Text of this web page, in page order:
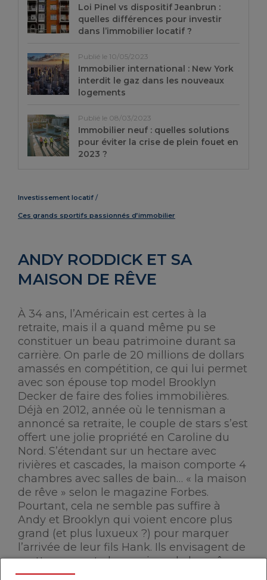
Investissement locatif
Ces grands sportifs passionnés d’immobilier
ANDY RODDICK ET SA
MAISON DE RÊVE
À 34 ans, l’Américain est certes à la
retraite, mais il a quand même pu se
constituer un beau patrimoine durant sa
carrière. On parle de 20 millions de dollars
amassés en compétition, ce qui lui permet
avec son épouse top model Brooklyn
Decker de faire des folies immobilières.
Déjà en 2012, année où le tennisman a
annoncé sa retraite, le couple de stars s’est
offert une jolie propriété en Caroline du
Nord. S’étendant sur un hectare avec
rivières et cascades, la maison comporte 4
chambres avec salles de bain… « la maison
de rêve » selon le magazine Forbes.
Pourtant, cela ne semble pas suffire à
Andy et Brooklyn qui voient encore plus
grand (et plus luxueux ?) pour marquer
l’arrivée de leur fils Hank. Ils envisagent de
mettre en vente la « maison de leur rêve »
au prix de 3 millions de dollars, pour
Loi Pinel vs dispositif Jeanbrun :
quelles différences pour investir
dans l’immobilier locatif ?
Publié le 10/05/2023
Immobilier international : New York
interdit le gaz dans les nouveaux
logements
Publié le 08/03/2023
Immobilier neuf : quelles solutions
pour éviter la crise de plein fouet en
2023 ?